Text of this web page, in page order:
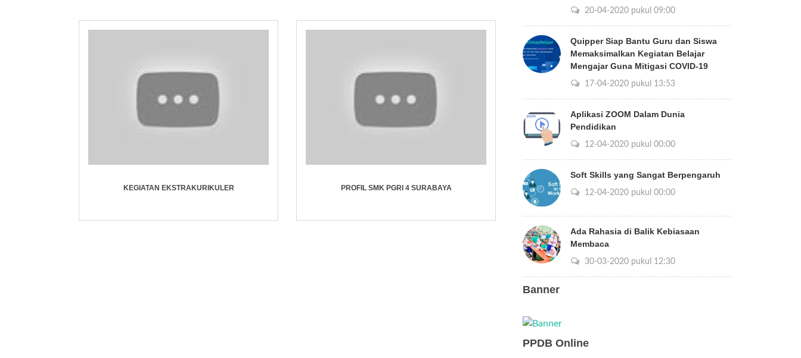
KEGIATAN EKSTRAKURIKULER PROFIL SMK PGRI 4 SURABAYA
20-04-2020 pukul 09:00
Quipper Siap Bantu Guru dan Siswa
Memaksimalkan Kegiatan Belajar
Mengajar Guna Mitigasi COVID-19
17-04-2020 pukul 13:53
Aplikasi ZOOM Dalam Dunia
Pendidikan
12-04-2020 pukul 00:00
Soft Skills yang Sangat Berpengaruh
12-04-2020 pukul 00:00
Ada Rahasia di Balik Kebiasaan
Membaca
30-03-2020 pukul 12:30
Banner
PPDB Online